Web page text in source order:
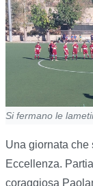
Si fermano le
Una giornata
Eccellenza.
coraggiosa